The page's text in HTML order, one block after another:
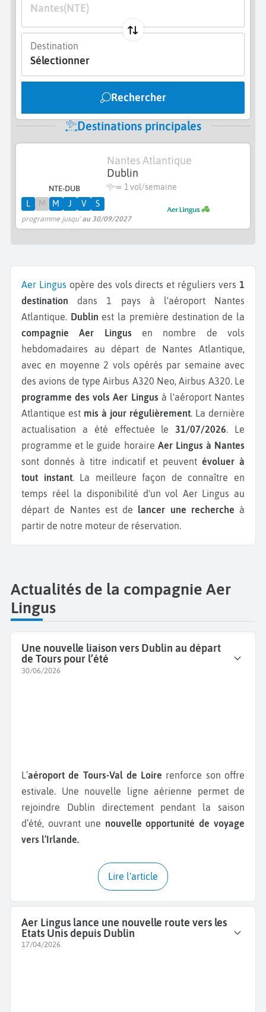
Nantes(NTE)
Destination
Sélectionner
Rechercher
Destinations principales
NTE-DUB
Nantes Atlantique
Dublin
≃ 1 vol/semaine
programme jusqu'au 30/09/2027
L M M J V S
Aer Lingus opère des vols directs et réguliers vers1
destination dans 1 pays à l'aéroport Nantes
Atlantique. Dublin est la première destination de la
compagnie Aer Lingus en nombre de vols
hebdomadaires au départ de Nantes Atlantique,
avec en moyenne 2 vols opérés par semaine avec
des avions de type Airbus A320 Neo, Airbus A320. Le
programme des vols Aer Lingus à l'aéroport Nantes
Atlantique est mis à jour régulièrement . La dernière
actualisation a été effectuée le 31/07/2026 . Le
programme et le guide horaire Aer Lingus à Nantes
sont donnés à titre indicatif et peuventévoluer à
tout instant. La meilleure façon de connaître en
temps réel la disponibilité d'un vol Aer Lingus au
départ de Nantes est de
lancer une recherche à
partir de notre moteur de réservation.
Actualités de la compagnie Aer
Lingus
Une nouvelle liaison vers Dublin au départ
de Tours pour l’été
30/06/2026
L’aéroport de Tours-Val de Loire renforce son offre
estivale. Une nouvelle ligne aérienne permet de
rejoindre Dublin directement pendant la saison
d’été, ouvrant une nouvelle opportunité de voyage
vers l’Irlande.
Lire l'article
Aer Lingus lance une nouvelle route vers les
Etats Unis depuis Dublin
17/04/2026